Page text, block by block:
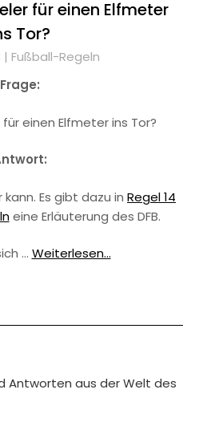
für einen Elfmeter
Tor?
| Fußball-Regeln
Frage:
einen Elfmeter ins Tor?
kann. Es gibt dazu in Regel 14
eine Erläuterung des DFB.
… Weiterlesen...
Antworten aus der Welt des